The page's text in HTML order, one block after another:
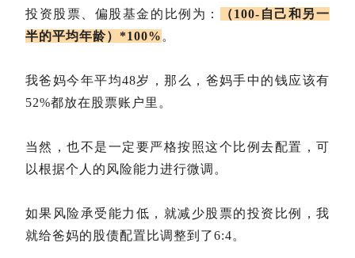
投资股票、偏股基金的比例为：
（100-自己和另一
半的平均年龄）*100% 。
我爸妈今年平均48岁，那么，爸妈手中的钱应该有
52%都放在股票账户里。
当然，也不是一定要严格按照这个比例去配置，可
以根据个人的风险能力进行微调。
如果风险承受能力低，就减少股票的投资比例，我
就给爸妈的股债配置比调整到了6:4。